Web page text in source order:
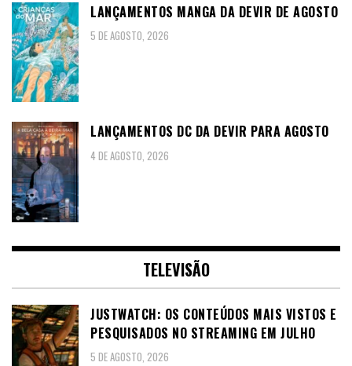
LANÇAMENTOS MANGA DA DEVIR DE AGOSTO
5 DE AGOSTO, 2026
LANÇAMENTOS DC DA DEVIR PARA AGOSTO
4 DE AGOSTO, 2026
TELEVISÃO
JUSTWATCH: OS CONTEÚDOS MAIS VISTOS E
PESQUISADOS NO STREAMING EM JULHO
5 DE AGOSTO, 2026